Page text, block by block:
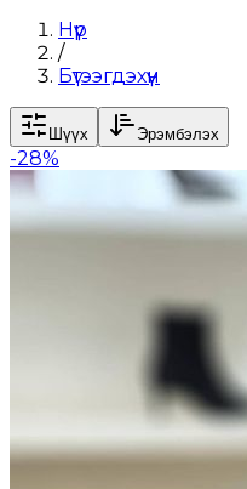
Нүүр
/
Бүтээгдэхүүн
Шүүх Эрэмбэлэх
-28%